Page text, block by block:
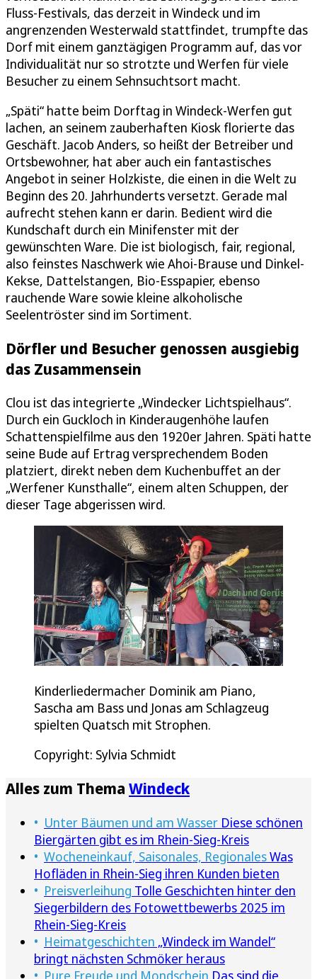
Fluss-Festivals, das derzeit in Windeck und im
angrenzenden Westerwald stattfindet, trumpfte das
Dorf mit einem ganztägigen Programm auf, das vor
Individualität nur so strotzte und Werfen für viele
Besucher zu einem Sehnsuchtsort macht.
„Späti“ hatte beim Dorftag in Windeck-Werfen gut
lachen, an seinem zauberhaften Kiosk florierte das
Geschäft. Jacob Anders, so heißt der Betreiber und
Ortsbewohner, hat aber auch ein fantastisches
Angebot in seiner Holzkiste, die einen in die Welt zu
Beginn des 20. Jahrhunderts versetzt. Gerade mal
aufrecht stehen kann er darin. Bedient wird die
Kundschaft durch ein Minifenster mit der
gewünschten Ware. Die ist biologisch, fair, regional,
also feinstes Naschwerk wie Ahoi-Brause und Dinkel-
Kekse, Dattelstangen, Bio-Esspapier, ebenso
rauchende Ware sowie kleine alkoholische
Seelentröster sind im Sortiment.
Dörfler und Besucher genossen ausgiebig
das Zusammensein
Clou ist das integrierte „Windecker Lichtspielhaus“.
Durch ein Guckloch in Kinderaugenhöhe laufen
Schattenspielfilme aus den 1920er Jahren. Späti hatte
seine Bude auf Ertrag versprechendem Boden
platziert, direkt neben dem Kuchenbuffet an der
„Werfener Kunsthalle“, einem alten Schuppen, der
dieser Tage abgerissen wird.
Kinderliedermacher Dominik am Piano,
Sascha am Bass und Jonas am Schlagzeug
spielten Quatsch mit Strophen.
Copyright: Sylvia Schmidt
Alles zum Thema Windeck
Unter Bäumen und am Wasser Diese schönen
Biergärten gibt es im Rhein-Sieg-Kreis
Wocheneinkauf, Saisonales, RegionalesWas
Hofläden in Rhein-Sieg ihren Kunden bieten
Preisverleihung Tolle Geschichten hinter den
Siegerbildern des Fotowettbewerbs 2025 im
Rhein-Sieg-Kreis
Heimatgeschichten „Windeck im Wandel“
bringt nächsten Schmöker heraus
Pure Freude und Mondschein Das sind die